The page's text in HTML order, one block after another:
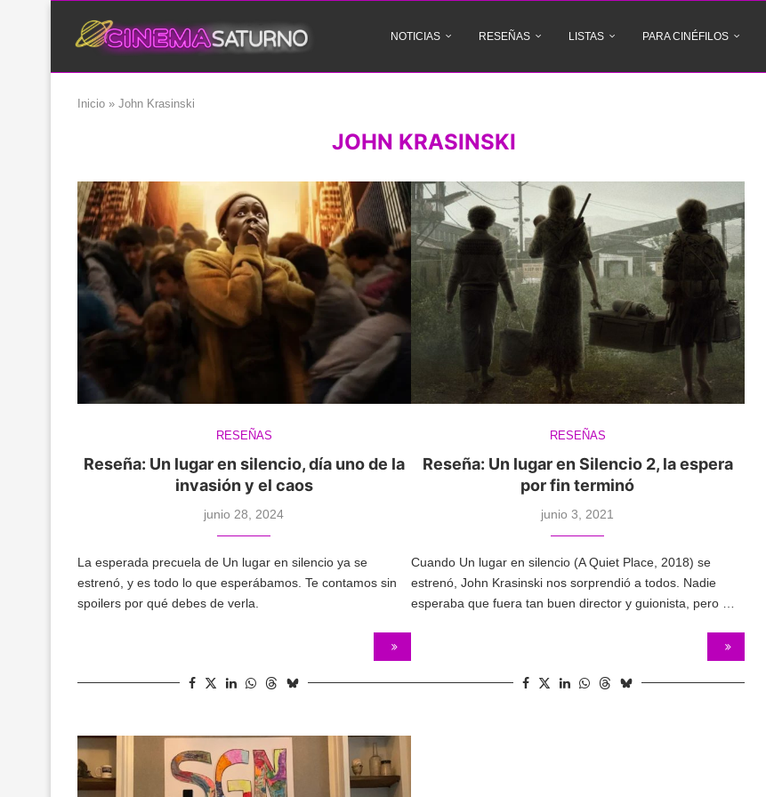
NOTICIAS RESEÑAS LISTAS PARA CINÉFILOS
Inicio » John Krasinski
JOHN KRASINSKI
RESEÑAS
Reseña: Un lugar en silencio, día uno de la
invasión y el caos
junio 28, 2024
La esperada precuela de Un lugar en silencio ya se
estrenó, y es todo lo que esperábamos. Te contamos sin
spoilers por qué debes de verla.
RESEÑAS
Reseña: Un lugar en Silencio 2, la espera
por fin terminó
junio 3, 2021
Cuando Un lugar en silencio (A Quiet Place, 2018) se
estrenó, John Krasinski nos sorprendió a todos. Nadie
esperaba que fuera tan buen director y guionista, pero …